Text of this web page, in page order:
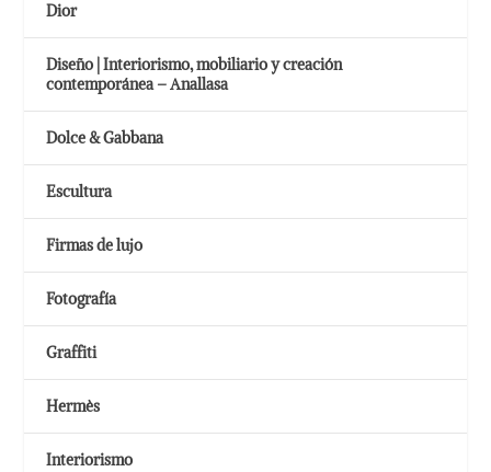
Dior
Diseño | Interiorismo, mobiliario y creación
contemporánea – Anallasa
Dolce & Gabbana
Escultura
Firmas de lujo
Fotografía
Graffiti
Hermès
Interiorismo